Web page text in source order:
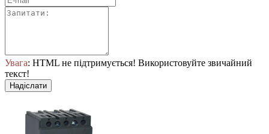
Увага: HTML не підтримується! Використовуйте звичайний
текст!
Надіслати